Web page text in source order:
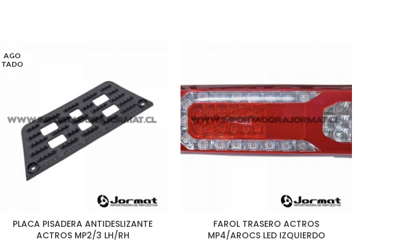
AGO
TADO
PLACA PISADERA ANTIDESLIZANTE
ACTROS MP2/3 LH/RH
FAROL TRASERO ACTROS
MP4/AROCS LED IZQUIERDO